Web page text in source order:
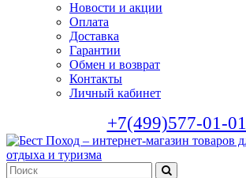
Новости и акции
Оплата
Доставка
Гарантии
Обмен и возврат
Контакты
Личный кабинет
+7(499)577-01-01